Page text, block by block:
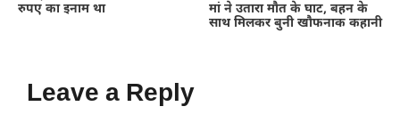
रुपए का इनाम था
मां ने उतारा मौत के घाट, बहन के
साथ मिलकर बुनी खौफनाक कहानी
Leave a Reply